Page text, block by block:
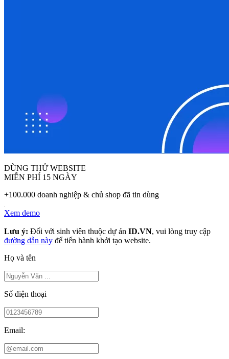
DÙNG THỬ WEBSITE
MIỄN PHÍ 15 NGÀY
+100.000 doanh nghiệp & chủ shop đã tin dùng
Xem demo
Lưu ý: Đối với sinh viên thuộc dự án ID.VN, vui lòng truy cập
đường dẫn này để tiến hành khởi tạo website.
Họ và tên
Số điện thoại
Email: